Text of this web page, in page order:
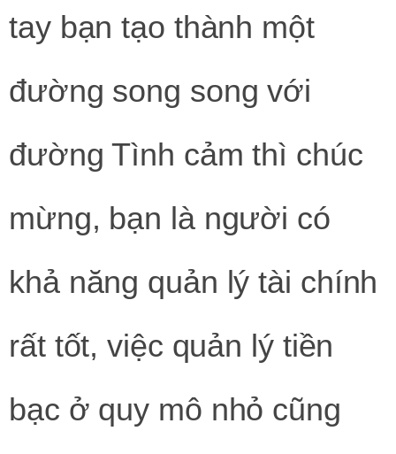
tay bạn tạo thành một
đường song song với
đường Tình cảm thì chúc
mừng, bạn là người có
khả năng quản lý tài chính
rất tốt, việc quản lý tiền
bạc ở quy mô nhỏ cũng